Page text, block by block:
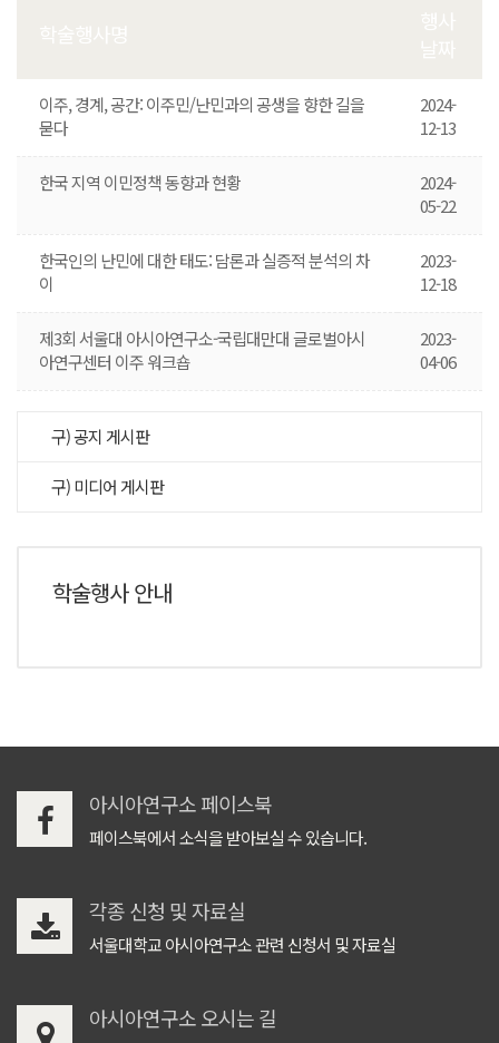
이주, 경계, 공간: 이주민/난민과의 공생을 향한 길을
묻다
2024-
12-13
한국 지역 이민정책 동향과 현황
2024-
05-22
한국인의 난민에 대한 태도: 담론과 실증적 분석의 차
이
2023-
12-18
제3회 서울대 아시아연구소-국립대만대 글로벌아시
아연구센터 이주 워크숍
2023-
04-06
구) 공지 게시판
구) 미디어 게시판
학술행사 안내
아시아연구소 페이스북
페이스북에서 소식을 받아보실 수 있습니다.
각종 신청 및 자료실
서울대학교 아시아연구소 관련 신청서 및 자료실
아시아연구소 오시는 길